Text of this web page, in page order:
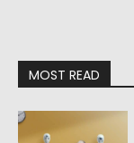
MOST READ